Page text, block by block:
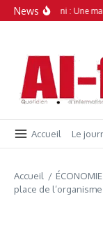
Aller au contenu
News
Simamboini : Une
Accueil Le
Accueil / ÉCONOMIE
place de